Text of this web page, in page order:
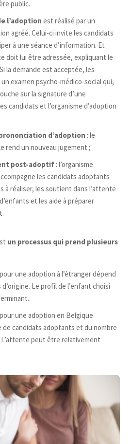
public.
l’adoption est réalisé par un
agréé. Celui-ci invite les candidats
à une séance d’information. Et
doit lui être adressée, expliquant le
la demande est acceptée, les
examen psycho-médico-social qui,
sur la signature d’une
candidats et l’organisme d’adoption
d’adoption : le
rend un nouveau jugement ;
post-adoptif : l’organisme
les candidats adoptants
à réaliser, les soutient dans l’attente
et les aide à préparer
un processus qui prend plusieurs
une adoption à l’étranger dépend
Le profil de l’enfant choisi
une adoption en Belgique
de candidats adoptants et du nombre
L’attente peut être relativement